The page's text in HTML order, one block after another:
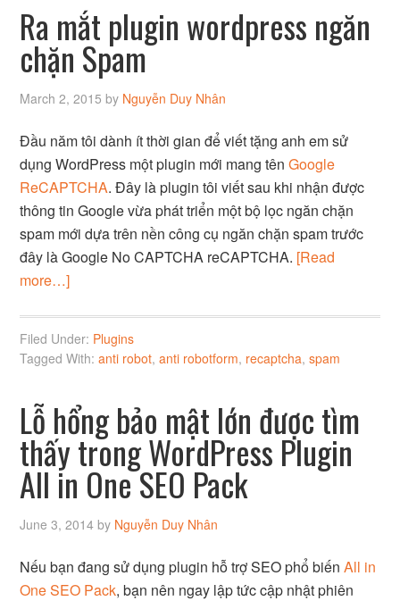
Ra mắt plugin wordpress ngăn
chặn Spam
March 2, 2015 by Nguyễn Duy Nhân
Đầu năm tôi dành ít thời gian để viết tặng anh em sử
dụng WordPress một plugin mới mang tênGoogle
ReCAPTCHA. Đây là plugin tôi viết sau khi nhận được
thông tin Google vừa phát triển một bộ lọc ngăn chặn
spam mới dựa trên nền công cụ ngăn chặn spam trước
đây là Google No CAPTCHA reCAPTCHA. [Read
more…]
Filed Under: Plugins
Tagged With:anti robot,anti robotform, recaptcha,spam
Lỗ hổng bảo mật lớn được tìm
thấy trong WordPress Plugin
All in One SEO Pack
June 3, 2014 by Nguyễn Duy Nhân
Nếu bạn đang sử dụng plugin hỗ trợ SEO phổ biếnAll in
One SEO Pack, bạn nên ngay lập tức cập nhật phiên